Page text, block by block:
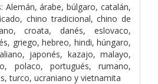
Alemán, árabe, búlgaro, catalán,
chino tradicional, chino de
croata, danés, eslovaco,
griego, hebreo, hindi, húngaro,
japonés, kazajo, malayo,
polaco, portugués, rumano,
turco, ucraniano y vietnamita